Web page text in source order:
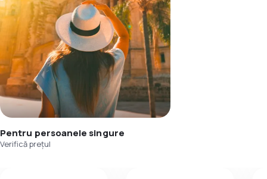
Pentru persoanele singure
Verifică prețul